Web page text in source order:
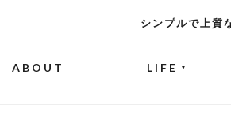
シンプルで上質
ABOUT LIFE ▼